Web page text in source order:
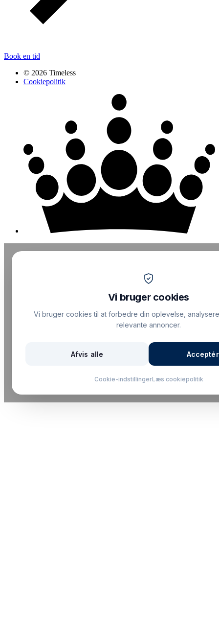
Book en tid
© 2026 Timeless
Cookiepolitik